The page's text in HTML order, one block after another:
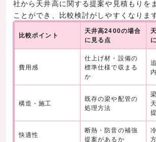
社から天井高に関する提案や見積もりを
ことができ、比較検討がしやすくなります
比較ポイント
天井高2400の場合
に見る点
費用感
仕上げ材・設備の
標準仕様で収まる
か
構造・施工
既存の梁や配管の
処理方法
快適性
断熱・防音の補強
提案があるか